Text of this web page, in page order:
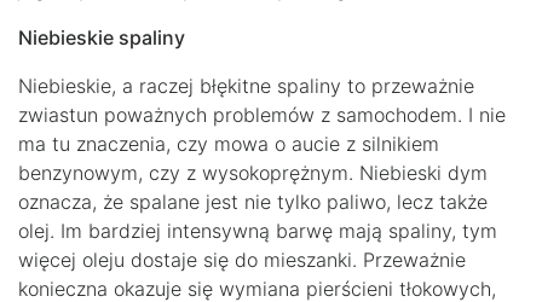
Niebieskie spaliny
Niebieskie, a raczej błękitne spaliny to przeważnie
zwiastun poważnych problemów z samochodem. I nie
ma tu znaczenia, czy mowa o aucie z silnikiem
benzynowym, czy z wysokoprężnym. Niebieski dym
oznacza, że spalane jest nie tylko paliwo, lecz także
olej. Im bardziej intensywną barwę mają spaliny, tym
więcej oleju dostaje się do mieszanki. Przeważnie
konieczna okazuje się wymiana pierścieni tłokowych,